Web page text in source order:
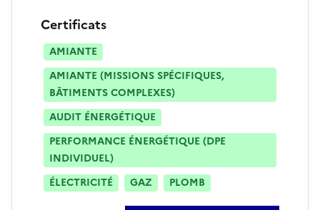
Certificats
AMIANTE
AMIANTE (MISSIONS SPÉCIFIQUES,
BÂTIMENTS COMPLEXES)
AUDIT ÉNERGÉTIQUE
PERFORMANCE ÉNERGÉTIQUE (DPE
INDIVIDUEL)
ÉLECTRICITÉ
GAZ PLOMB